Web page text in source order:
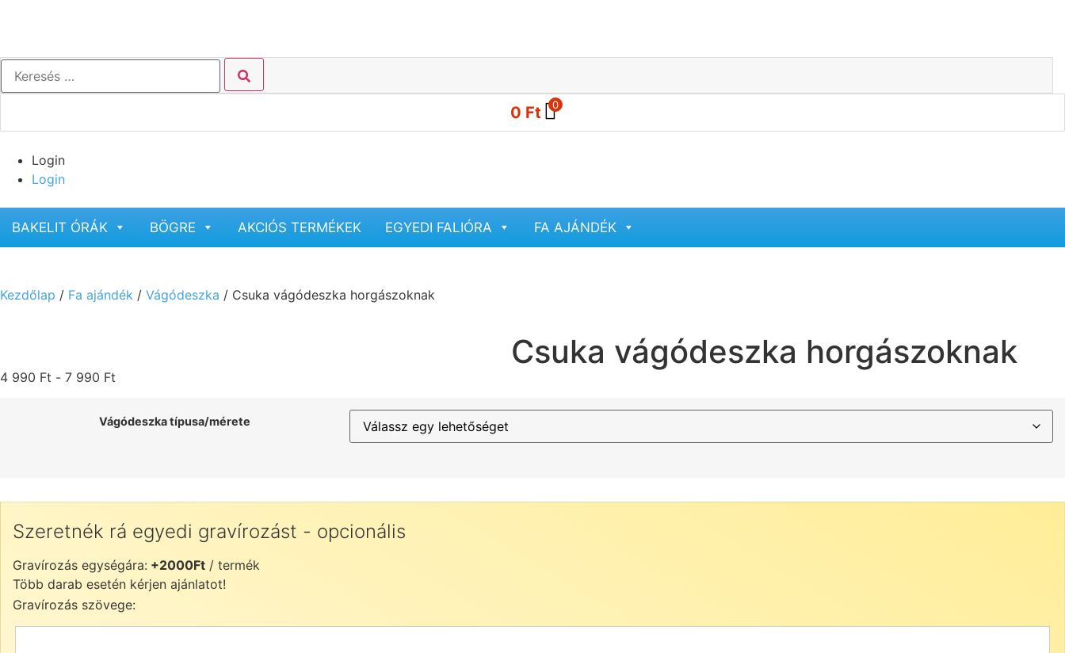
0 Ft 0
Login
Login
BAKELIT ÓRÁK BÖGRE AKCIÓS TERMÉKEK EGYEDI FALIÓRA FA AJÁNDÉK
Kezdőlap / Fa ajándék / Vágódeszka / Csuka vágódeszka horgászoknak
Csuka vágódeszka horgászoknak
4 990 Ft - 7 990 Ft
Vágódeszka típusa/mérete
Szeretnék rá egyedi gravírozást - opcionális
Gravírozás egységára: +2000Ft / termék
Több darab esetén kérjen ajánlatot!
Gravírozás szövege: